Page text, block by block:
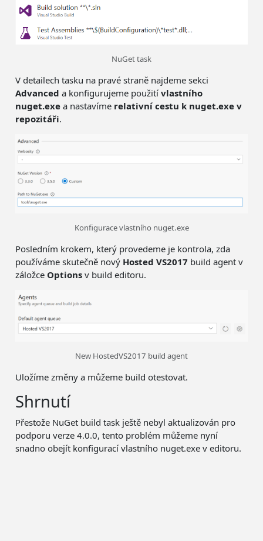
NuGet task
V detailech tasku na pravé straně najdeme sekci
Advanced a konfigurujeme použitívlastního
nuget.exe a nastavíme relativní cestu k nuget.exe v
repozitáři.
Konfigurace vlastního nuget.exe
Posledním krokem, který provedeme je kontrola, zda
používáme skutečně nový Hosted VS2017 build agent v
záložce Options v build editoru.
New HostedVS2017 build agent
Uložíme změny a můžeme build otestovat.
Shrnutí
Přestože NuGet build task ještě nebyl aktualizován pro
podporu verze 4.0.0, tento problém můžeme nyní
snadno obejít konfigurací vlastního nuget.exe v editoru.